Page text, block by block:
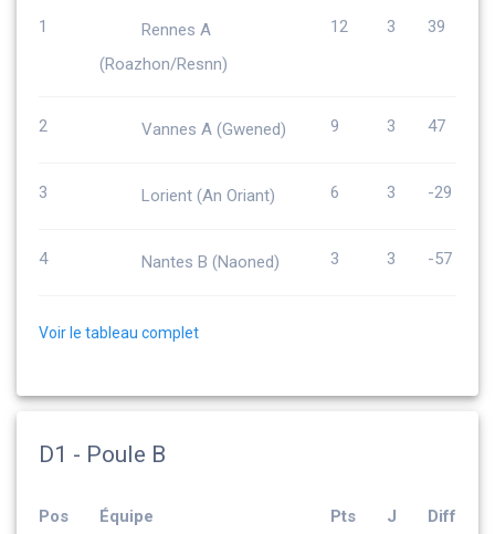
1
Rennes A
(Roazhon/Resnn)
12 3 39
2 Vannes A (Gwened) 9 3 47
3 Lorient (An Oriant) 6 3 -29
4 Nantes B (Naoned) 3 3 -57
Voir le tableau complet
D1 - Poule B
Pos Équipe Pts J Diff